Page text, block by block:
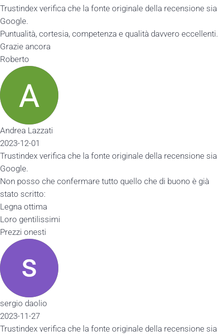
Trustindex verifica che la fonte originale della recensione sia
Google.
Puntualità, cortesia, competenza e qualità davvero eccellenti.
Grazie ancora
Roberto
Andrea Lazzati
2023-12-01
Trustindex verifica che la fonte originale della recensione sia
Google.
Non posso che confermare tutto quello che di buono è già
stato scritto:
Legna ottima
Loro gentilissimi
Prezzi onesti
sergio daolio
2023-11-27
Trustindex verifica che la fonte originale della recensione sia